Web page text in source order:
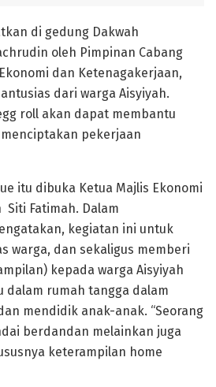
di gedung Dakwah
oleh Pimpinan Cabang
dan Ketenagakerjaan,
dari warga Aisyiyah.
roll akan dapat membantu
pekerjaan
itu dibuka Ketua Majlis Ekonomi
Fatimah. Dalam
kegiatan ini untuk
warga, dan sekaligus memberi
kepada warga Aisyiyah
rumah tangga dalam
mendidik anak-anak. “Seorang
berdandan melainkan juga
keterampilan home